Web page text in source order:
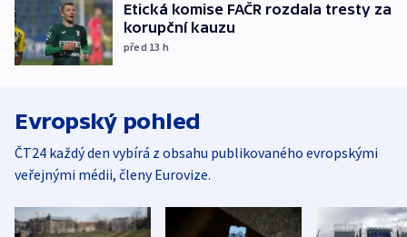
Etická komise FAČR rozdala tresty za
korupční kauzu
před 13 h
Evropský pohled
ČT24 každý den vybírá z obsahu publikovaného evropskými
veřejnými médii, členy Eurovize.